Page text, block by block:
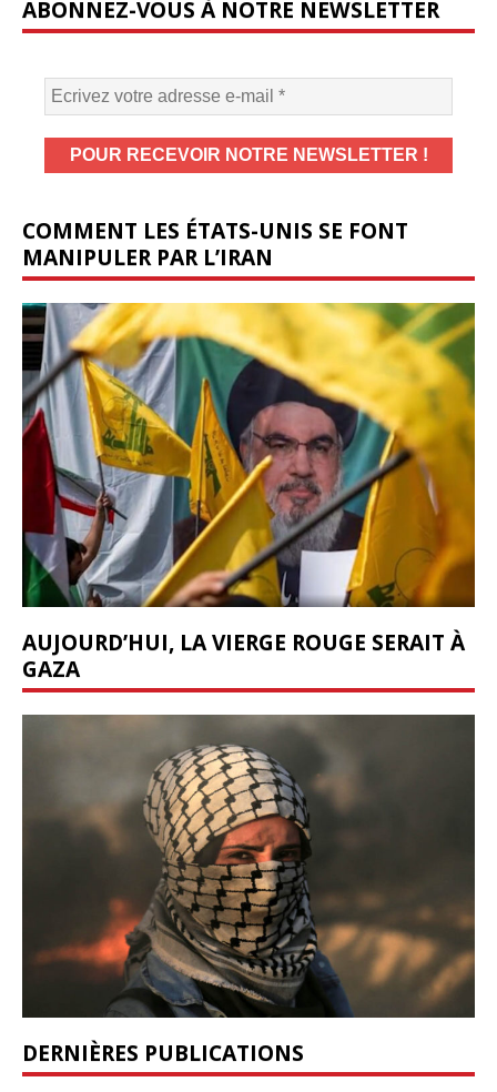
ABONNEZ-VOUS À NOTRE NEWSLETTER
COMMENT LES ÉTATS-UNIS SE FONT
MANIPULER PAR L’IRAN
AUJOURD’HUI, LA VIERGE ROUGE SERAIT À
GAZA
DERNIÈRES PUBLICATIONS